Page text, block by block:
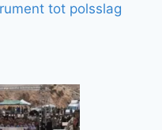
tot polsslag